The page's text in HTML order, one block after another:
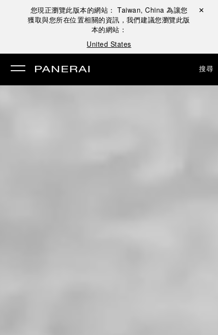
您現正瀏覽此版本的網站： Taiwan, China 為讓您
獲取與您所在位置相關的資訊，我們建議您瀏覽此版
本的網站：
United States
關閉 ✕
搜尋